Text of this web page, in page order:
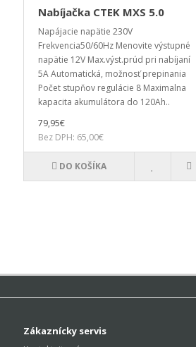
Nabíjačka CTEK MXS 5.0
Napájacie napätie 230V
Frekvencia50/60Hz Menovite výstupné
napätie 12V Max.výst.prúd pri nabíjaní
5A Automatická, možnosť prepinania
Počet stupňov regulácie 8 Maximalna
kapacita akumulátora do 120Ah..
79,95€
Bez DPH: 65,00€
DO KOŠÍKA
Zákaznícky servis